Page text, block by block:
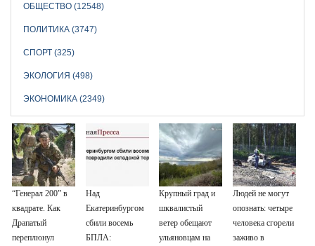
ОБЩЕСТВО (12548)
ПОЛИТИКА (3747)
СПОРТ (325)
ЭКОЛОГИЯ (498)
ЭКОНОМИКА (2349)
“Генерал 200” в
квадрате. Как
Драпатый
переплюнул
Над
Екатеринбургом
сбили восемь
БПЛА:
Крупный град и
шквалистый
ветер обещают
ульяновцам на
Людей не могут
опознать: четыре
человека сгорели
заживо в